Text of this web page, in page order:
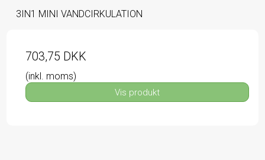
3IN1 MINI VANDCIRKULATION
703,75 DKK
(inkl. moms)
Vis produkt